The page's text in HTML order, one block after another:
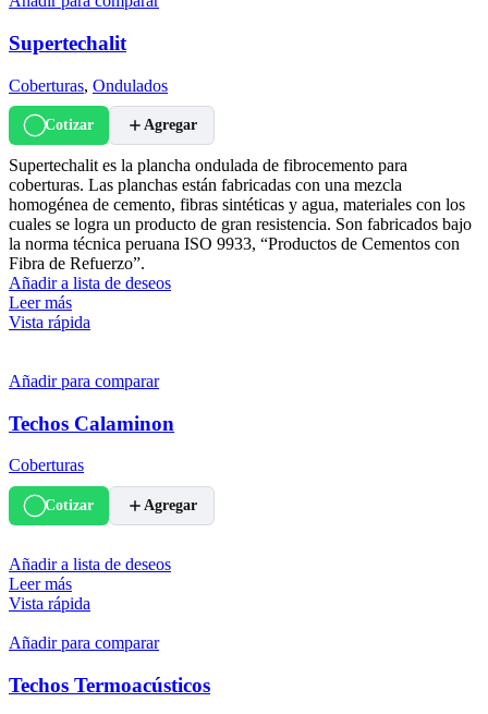
Supertechalit
Coberturas, Ondulados
Cotizar Agregar
Supertechalit es la plancha ondulada de fibrocemento para
coberturas. Las planchas están fabricadas con una mezcla
homogénea de cemento, fibras sintéticas y agua, materiales con los
cuales se logra un producto de gran resistencia. Son fabricados bajo
la norma técnica peruana ISO 9933, “Productos de Cementos con
Fibra de Refuerzo”.
Añadir a lista de deseos
Leer más
Vista rápida
Añadir para comparar
Techos Calaminon
Coberturas
Cotizar Agregar
Añadir a lista de deseos
Leer más
Vista rápida
Añadir para comparar
Techos Termoacústicos